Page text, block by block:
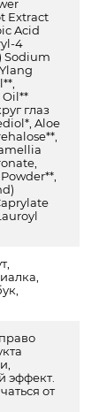
Extract
Acid
4
Sodium
Oil**
глаз
Aloe
эффект.
от